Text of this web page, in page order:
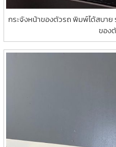
กระจังหน้าของตัวรถ พิมพ์ได้สบา
ของ